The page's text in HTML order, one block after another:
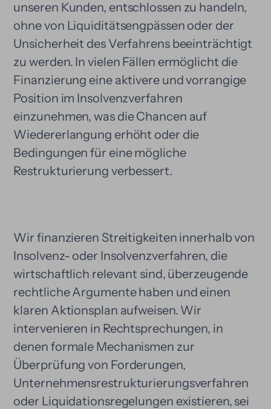
unseren Kunden, entschlossen zu handeln,
ohne von Liquiditätsengpässen oder der
Unsicherheit des Verfahrens beeinträchtigt
zu werden. In vielen Fällen ermöglicht die
Finanzierung eine aktivere und vorrangige
Position im Insolvenzverfahren
einzunehmen, was die Chancen auf
Wiedererlangung erhöht oder die
Bedingungen für eine mögliche
Restrukturierung verbessert.
Wir finanzieren Streitigkeiten innerhalb von
Insolvenz- oder Insolvenzverfahren, die
wirtschaftlich relevant sind, überzeugende
rechtliche Argumente haben und einen
klaren Aktionsplan aufweisen. Wir
intervenieren in Rechtsprechungen, in
denen formale Mechanismen zur
Überprüfung von Forderungen,
Unternehmensrestrukturierungsverfahren
oder Liquidationsregelungen existieren, sei